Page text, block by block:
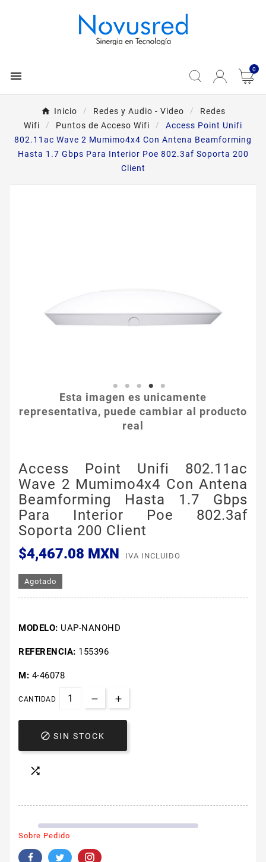
 0
Inicio Redes y Audio - Video
Redes
Wifi
Puntos de Acceso Wifi
Access Point Unifi
802.11ac Wave 2 Mumimo4x4 Con Antena Beamforming
Hasta 1.7 Gbps Para Interior Poe 802.3af Soporta 200
Client
Esta imagen es unicamente
representativa, puede cambiar al producto
real
Access Point Unifi 802.11ac
Wave 2 Mumimo4x4 Con Antena
Beamforming Hasta 1.7 Gbps
Para Interior Poe 802.3af
Soporta 200 Client
$4,467.08 MXN
IVA INCLUIDO
Agotado
MODELO: UAP-NANOHD
REFERENCIA: 155396
M: 4-46078
CANTIDAD
 SIN STOCK

Sobre Pedido